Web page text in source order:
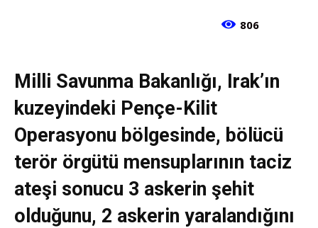
806
Milli Savunma Bakanlığı, Irak’ın
kuzeyindeki Pençe-Kilit
Operasyonu bölgesinde, bölücü
terör örgütü mensuplarının taciz
ateşi sonucu 3 askerin şehit
olduğunu, 2 askerin yaralandığını